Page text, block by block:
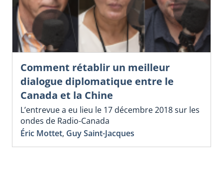
Comment rétablir un meilleur
dialogue diplomatique entre le
Canada et la Chine
L’entrevue a eu lieu le 17 décembre 2018 sur les
ondes de Radio-Canada
Éric Mottet, Guy Saint-Jacques